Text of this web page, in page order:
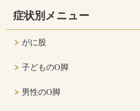
症状別メニュー
がに股
子どものO脚
男性のO脚